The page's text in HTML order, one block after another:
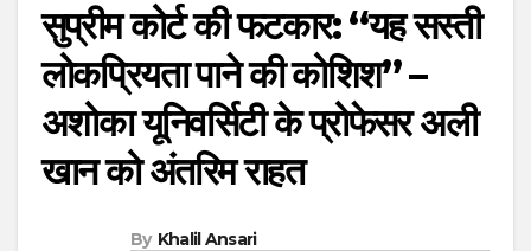
सुप्रीम कोर्ट की फटकार: “यह सस्ती
लोकप्रियता पाने की कोशिश” –
अशोका यूनिवर्सिटी के प्रोफेसर अली
खान को अंतरिम राहत
By Khalil Ansari